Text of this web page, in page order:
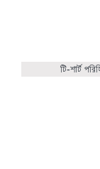
টি-শার্ট